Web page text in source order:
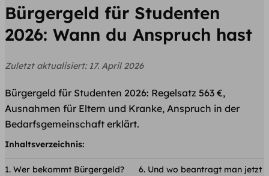
Bürgergeld für Studenten
2026: Wann du Anspruch hast
Zuletzt aktualisiert: 17. April 2026
Bürgergeld für Studenten 2026: Regelsatz 563 €,
Ausnahmen für Eltern und Kranke, Anspruch in der
Bedarfsgemeinschaft erklärt.
Inhaltsverzeichnis:
Wer bekommt Bürgergeld?
Und wo beantragt man jetzt